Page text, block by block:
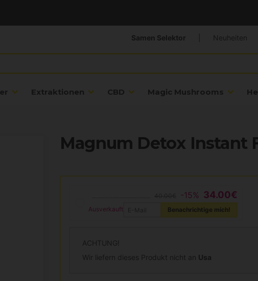
Extraktionen CBD Magic Mushrooms
Samen Selektor Neuheiten
Magnum Detox Instant
-15% 34.00€
Ausverkauft Benachrichtige mich!
ACHTUNG!
Wir liefern dieses Produkt nicht an Usa